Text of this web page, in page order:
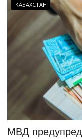
КАЗАХСТАН
МВД